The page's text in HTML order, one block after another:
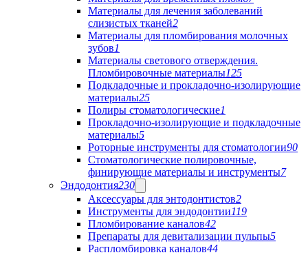
Материалы для лечения заболеваний
слизистых тканей2
Материалы для пломбирования молочных
зубов1
Материалы светового отверждения.
Пломбировочные материалы125
Подкладочные и прокладочно-изолирующие
материалы25
Полиры стоматологические1
Прокладочно-изолирующие и подкладочные
материалы5
Роторные инструменты для стоматологии90
Стоматологические полировочные,
финирующие материалы и инструменты7
Эндодонтия230
Аксессуары для энтодонтистов2
Инструменты для эндодонтии119
Пломбирование каналов42
Препараты для девитализации пульпы5
Распломбировка каналов44